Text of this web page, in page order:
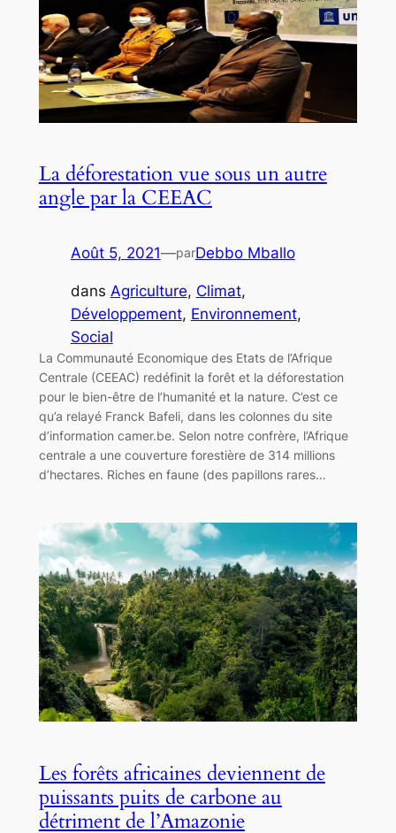
La déforestation vue sous un autre
angle par la CEEAC
Août 5, 2021—parDebbo Mballo
dans Agriculture, Climat
Développement, Environnement
Social
La Communauté Economique des Etats de l’Afrique
Centrale (CEEAC) redéfinit la forêt et la déforestation
pour le bien-être de l’humanité et la nature. C’est ce
qu’a relayé Franck Bafeli, dans les colonnes du site
d’information camer.be. Selon notre confrère, l’Afrique
centrale a une couverture forestière de 314 millions
d’hectares. Riches en faune (des papillons rares…
Les forêts africaines deviennent de
puissants puits de carbone au
détriment de l’Amazonie